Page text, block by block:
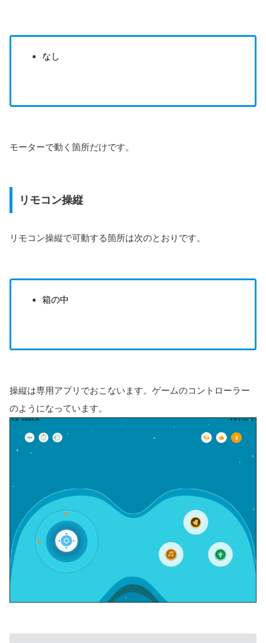
なし
モーターで動く箇所だけです。
リモコン操縦
リモコン操縦で可動する箇所は次のとおりです。
箱の中
操縦は専用アプリでおこないます。ゲームのコントローラー
のようになっています。